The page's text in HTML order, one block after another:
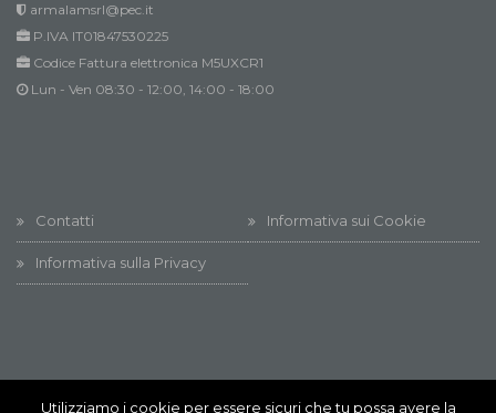
armalamsrl@pec.it
P.IVA IT01847530225
Codice Fattura elettronica M5UXCR1
Lun - Ven 08:30 - 12:00, 14:00 - 18:00
Contatti Informativa sui Cookie
Informativa sulla Privacy
Utilizziamo i cookie per essere sicuri che tu possa avere la